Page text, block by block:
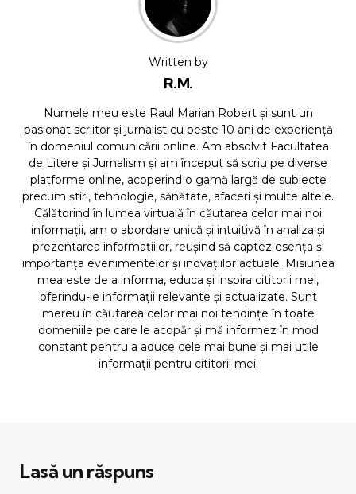
Written by
R.M.
Numele meu este Raul Marian Robert și sunt un
pasionat scriitor și jurnalist cu peste 10 ani de experiență
în domeniul comunicării online. Am absolvit Facultatea
de Litere și Jurnalism și am început să scriu pe diverse
platforme online, acoperind o gamă largă de subiecte
precum știri, tehnologie, sănătate, afaceri și multe altele.
Călătorind în lumea virtuală în căutarea celor mai noi
informații, am o abordare unică și intuitivă în analiza și
prezentarea informațiilor, reușind să captez esența și
importanța evenimentelor și inovațiilor actuale. Misiunea
mea este de a informa, educa și inspira cititorii mei,
oferindu-le informații relevante și actualizate. Sunt
mereu în căutarea celor mai noi tendințe în toate
domeniile pe care le acopăr și mă informez în mod
constant pentru a aduce cele mai bune și mai utile
informații pentru cititorii mei.
Lasă un răspuns